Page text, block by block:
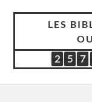
LES
2
4
2 5
4
5 7
1
7